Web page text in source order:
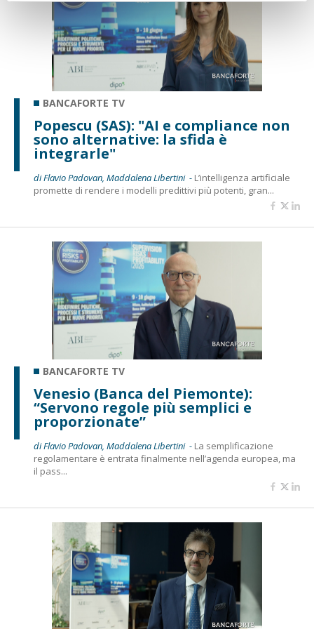
BANCAFORTE TV
Popescu (SAS): "AI e compliance non
sono alternative: la sfida è
integrarle"
di Flavio Padovan, Maddalena Libertini - L’intelligenza artificiale
promette di rendere i modelli predittivi più potenti, gran...
BANCAFORTE TV
Venesio (Banca del Piemonte):
“Servono regole più semplici e
proporzionate”
di Flavio Padovan, Maddalena Libertini - La semplificazione
regolamentare è entrata finalmente nell’agenda europea, ma
il pass...